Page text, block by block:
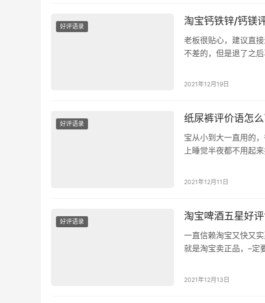
好评语录 淘宝钙铁锌/钙镁
老板很贴心，建议直
不差的，但是退了之
物流给力给力！！东
2021年12月19日
好评语录 纸尿裤评价语怎
宝从小到大一直用的
上睡觉半夜都不用起
超波透气，没有红屁
2021年12月11日
好评语录 淘宝啤酒五星好评
一直信赖淘宝又快又
就是淘宝卖正品，–定
分，售后也满分，物
2021年12月13日